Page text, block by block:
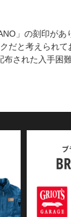
」の刻印があ
だと考えられ
された入手困